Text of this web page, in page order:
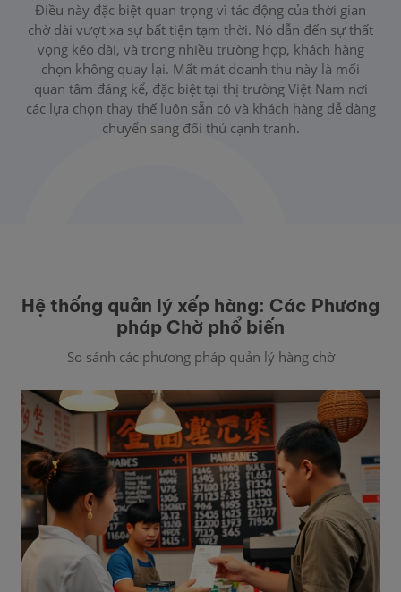
Điều này đặc biệt quan trọng vì tác động của thời gian
chờ dài vượt xa sự bất tiện tạm thời. Nó dẫn đến sự thất
vọng kéo dài, và trong nhiều trường hợp, khách hàng
chọn không quay lại. Mất mát doanh thu này là mối
quan tâm đáng kể, đặc biệt tại thị trường Việt Nam nơi
các lựa chọn thay thế luôn sẵn có và khách hàng dễ dàng
chuyển sang đối thủ cạnh tranh.
Hệ thống quản lý xếp hàng: Các Phương
pháp Chờ phổ biến
So sánh các phương pháp quản lý hàng chờ